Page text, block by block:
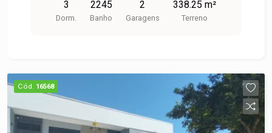
cobertura, seguido de um belo pátio, com arvores
e plantas ornamentais. No segundo pavimento,
3
Dorm.
2245
Banho
2
Garagens
338.25 m²
Terreno
Cód. 16568